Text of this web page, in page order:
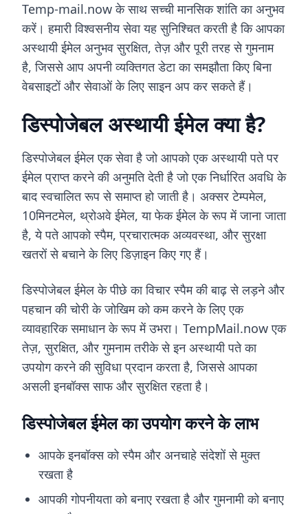
Temp-mail.now के साथ सच्ची मानसिक शांति का अनुभव
करें। हमारी विश्वसनीय सेवा यह सुनिश्चित करती है कि आपका
अस्थायी ईमेल अनुभव सुरक्षित, तेज़ और पूरी तरह से गुमनाम
है, जिससे आप अपनी व्यक्तिगत डेटा का समझौता किए बिना
वेबसाइटों और सेवाओं के लिए साइन अप कर सकते हैं।
डिस्पोजेबल अस्थायी ईमेल क्या है?
डिस्पोजेबल ईमेल एक सेवा है जो आपको एक अस्थायी पते पर
ईमेल प्राप्त करने की अनुमति देती है जो एक निर्धारित अवधि के
बाद स्वचालित रूप से समाप्त हो जाती है। अक्सर टेम्पमेल,
10मिनटमेल, थ्रोअवे ईमेल, या फेक ईमेल के रूप में जाना जाता
है, ये पते आपको स्पैम, प्रचारात्मक अव्यवस्था, और सुरक्षा
खतरों से बचाने के लिए डिज़ाइन किए गए हैं।
डिस्पोजेबल ईमेल के पीछे का विचार स्पैम की बाढ़ से लड़ने और
पहचान की चोरी के जोखिम को कम करने के लिए एक
व्यावहारिक समाधान के रूप में उभरा। TempMail.now एक
तेज़, सुरक्षित, और गुमनाम तरीके से इन अस्थायी पते का
उपयोग करने की सुविधा प्रदान करता है, जिससे आपका
असली इनबॉक्स साफ और सुरक्षित रहता है।
डिस्पोजेबल ईमेल का उपयोग करने के लाभ
आपके इनबॉक्स को स्पैम और अनचाहे संदेशों से मुक्त
रखता है
आपकी गोपनीयता को बनाए रखता है और गुमनामी को बनाए